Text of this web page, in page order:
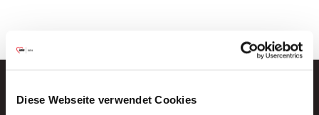
Diese Webseite verwendet Cookies